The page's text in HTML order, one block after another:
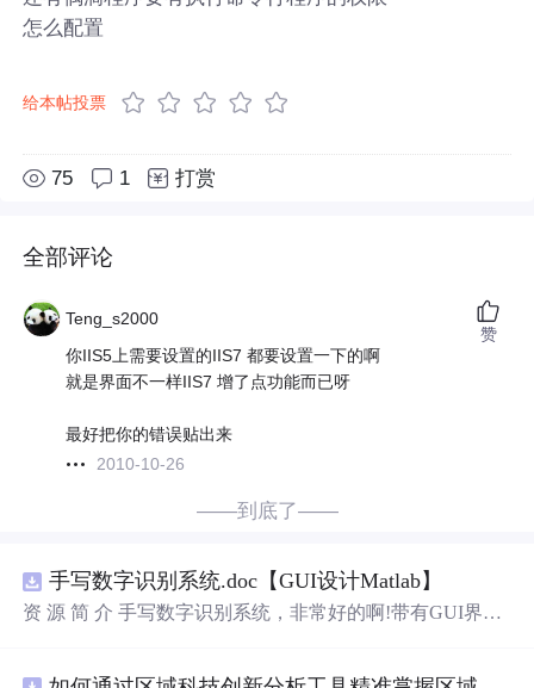
怎么配置
给本帖投票
75 1 打赏
全部评论
Teng_s2000
你IIS5上需要设置的IIS7 都要设置一下的啊
就是界面不一样IIS7 增了点功能而已呀
最好把你的错误贴出来
2010-10-26
赞
——到底了——
手写数字识别系统.doc【GUI设计Matlab】
资 源 简 介 手写数字识别系统，非常好的啊!带有GUI界